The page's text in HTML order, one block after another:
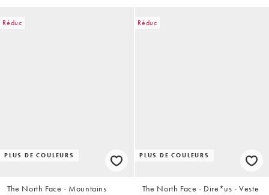
Réduc
PLUS DE COULEURS
The North Face - Mountains
Réduc
PLUS DE COULEURS
The North Face - Dire*us - Veste